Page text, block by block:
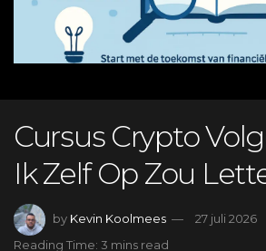
Cursus Crypto
Ik Zelf Op Zou
by Kevin Koolmees
27 juli 2026
Reading Time: 3 mins read